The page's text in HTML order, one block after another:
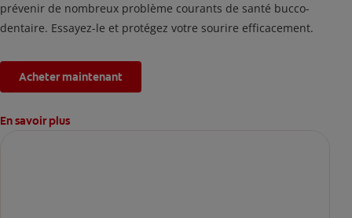
prévenir de nombreux problème courants de santé bucco-
dentaire. Essayez-le et protégez votre sourire efficacement.
Acheter maintenant
En savoir plus